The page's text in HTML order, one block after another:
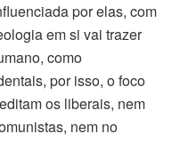
por elas, com
em si vai trazer
como
por isso, o foco
os liberais, nem
nem no